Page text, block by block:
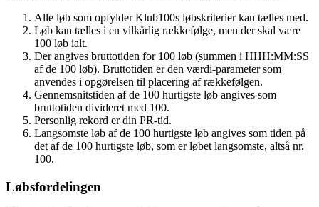
Alle løb som opfylder Klub100s løbskriterier kan tælles med.
Løb kan tælles i en vilkårlig rækkefølge, men der skal være
100 løb ialt.
Der angives bruttotiden for 100 løb (summen i HHH:MM:SS
af de 100 løb). Bruttotiden er den værdi-parameter som
anvendes i opgørelsen til placering af rækkefølgen.
Gennemsnitstiden af de 100 hurtigste løb angives som
bruttotiden divideret med 100.
Personlig rekord er din PR-tid.
Langsomste løb af de 100 hurtigste løb angives som tiden på
det af de 100 hurtigste løb, som er løbet langsomste, altså nr.
100.
Løbsfordelingen